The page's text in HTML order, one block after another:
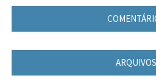
ARQUIVOS